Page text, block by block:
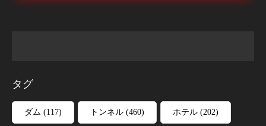
タグ
ダム (117) トンネル (460) ホテル (202)